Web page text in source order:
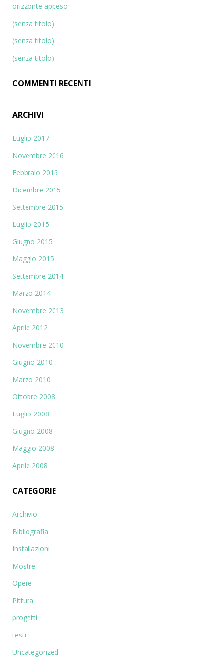
a
p
r
:
orizzonte appeso
(senza titolo)
(senza titolo)
(senza titolo)
COMMENTI RECENTI
ARCHIVI
Luglio 2017
Novembre 2016
Febbraio 2016
Dicembre 2015
Settembre 2015
Luglio 2015
Giugno 2015
Maggio 2015
Settembre 2014
Marzo 2014
Novembre 2013
Aprile 2012
Novembre 2010
Giugno 2010
Marzo 2010
Ottobre 2008
Luglio 2008
Giugno 2008
Maggio 2008
Aprile 2008
CATEGORIE
Archivio
Bibliografia
Installazioni
Mostre
Opere
Pittura
progetti
testi
Uncategorized